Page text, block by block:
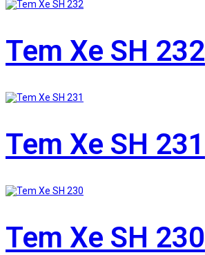
Tem Xe SH 232
Tem Xe SH 231
Tem Xe SH 230